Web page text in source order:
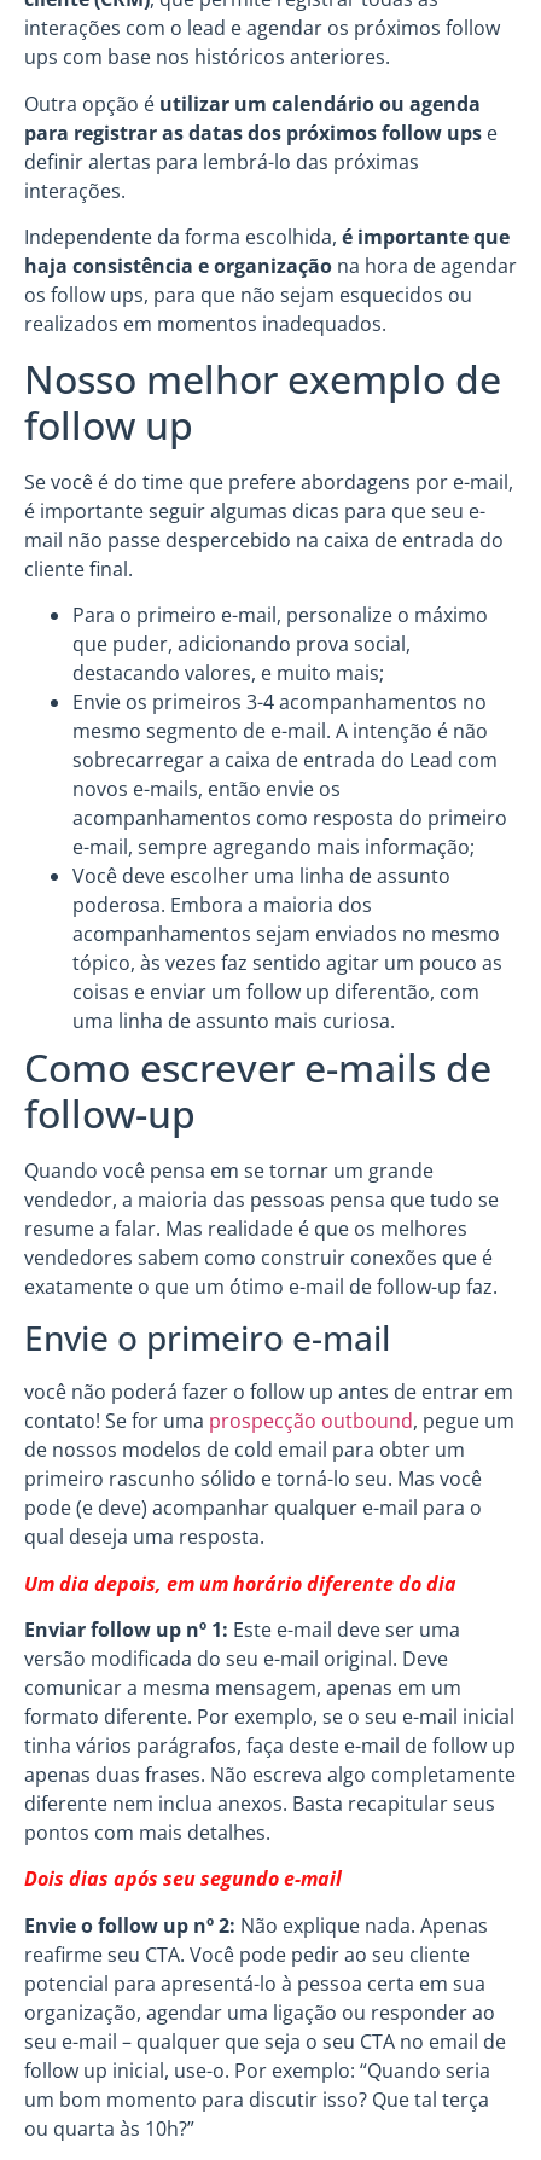
interações com o lead e agendar os próximos follow
ups com base nos históricos anteriores.
Outra opção é utilizar um calendário ou agenda
para registrar as datas dos próximos follow ups e
definir alertas para lembrá-lo das próximas
interações.
Independente da forma escolhida, é importante que
haja consistência e organização na hora de agendar
os follow ups, para que não sejam esquecidos ou
realizados em momentos inadequados.
Nosso melhor exemplo de
follow up
Se você é do time que prefere abordagens por e-mail,
é importante seguir algumas dicas para que seu e-
mail não passe despercebido na caixa de entrada do
cliente final.
Para o primeiro e-mail, personalize o máximo
que puder, adicionando prova social,
destacando valores, e muito mais;
Envie os primeiros 3-4 acompanhamentos no
mesmo segmento de e-mail. A intenção é não
sobrecarregar a caixa de entrada do Lead com
novos e-mails, então envie os
acompanhamentos como resposta do primeiro
e-mail, sempre agregando mais informação;
Você deve escolher uma linha de assunto
poderosa. Embora a maioria dos
acompanhamentos sejam enviados no mesmo
tópico, às vezes faz sentido agitar um pouco as
coisas e enviar um follow up diferentão, com
uma linha de assunto mais curiosa.
Como escrever e-mails de
follow-up
Quando você pensa em se tornar um grande
vendedor, a maioria das pessoas pensa que tudo se
resume a falar. Mas realidade é que os melhores
vendedores sabem como construir conexões que é
exatamente o que um ótimo e-mail de follow-up faz.
Envie o primeiro e-mail
você não poderá fazer o follow up antes de entrar em
contato! Se for uma prospecção outbound, pegue um
de nossos modelos de cold email para obter um
primeiro rascunho sólido e torná-lo seu. Mas você
pode (e deve) acompanhar qualquer e-mail para o
qual deseja uma resposta.
Um dia depois, em um horário diferente do dia
Enviar follow up nº 1: Este e-mail deve ser uma
versão modificada do seu e-mail original. Deve
comunicar a mesma mensagem, apenas em um
formato diferente. Por exemplo, se o seu e-mail inicial
tinha vários parágrafos, faça deste e-mail de follow up
apenas duas frases. Não escreva algo completamente
diferente nem inclua anexos. Basta recapitular seus
pontos com mais detalhes.
Dois dias após seu segundo e-mail
Envie o follow up nº 2: Não explique nada. Apenas
reafirme seu CTA. Você pode pedir ao seu cliente
potencial para apresentá-lo à pessoa certa em sua
organização, agendar uma ligação ou responder ao
seu e-mail – qualquer que seja o seu CTA no email de
follow up inicial, use-o. Por exemplo: “Quando seria
um bom momento para discutir isso? Que tal terça
ou quarta às 10h?”